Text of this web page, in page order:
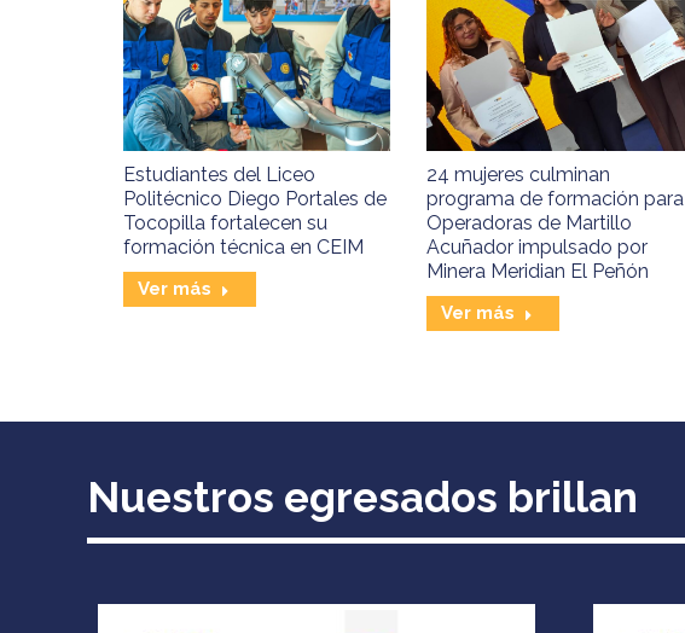
Estudiantes del Liceo
Politécnico Diego Portales de
Tocopilla fortalecen su
formación técnica en CEIM
Ver más
24 mujeres culminan
programa de formación para
Operadoras de Martillo
Acuñador impulsado por
Minera Meridian El Peñón
Ver más
Nuestros egresados brillan